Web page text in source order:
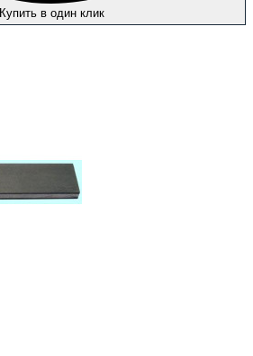
Купить в один клик